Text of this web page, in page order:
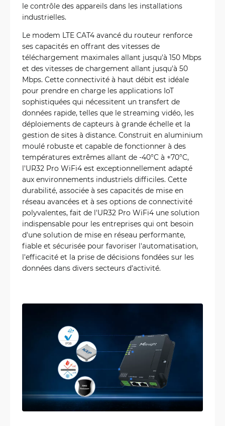
le contrôle des appareils dans les installations
industrielles.
Le modem LTE CAT4 avancé du routeur renforce
ses capacités en offrant des vitesses de
téléchargement maximales allant jusqu'à 150 Mbps
et des vitesses de chargement allant jusqu'à 50
Mbps. Cette connectivité à haut débit est idéale
pour prendre en charge les applications IoT
sophistiquées qui nécessitent un transfert de
données rapide, telles que le streaming vidéo, les
déploiements de capteurs à grande échelle et la
gestion de sites à distance. Construit en aluminium
moulé robuste et capable de fonctionner à des
températures extrêmes allant de -40°C à +70°C,
l'UR32 Pro WiFi4 est exceptionnellement adapté
aux environnements industriels difficiles. Cette
durabilité, associée à ses capacités de mise en
réseau avancées et à ses options de connectivité
polyvalentes, fait de l'UR32 Pro WiFi4 une solution
indispensable pour les entreprises qui ont besoin
d'une solution de mise en réseau performante,
fiable et sécurisée pour favoriser l'automatisation,
l'efficacité et la prise de décisions fondées sur les
données dans divers secteurs d'activité.